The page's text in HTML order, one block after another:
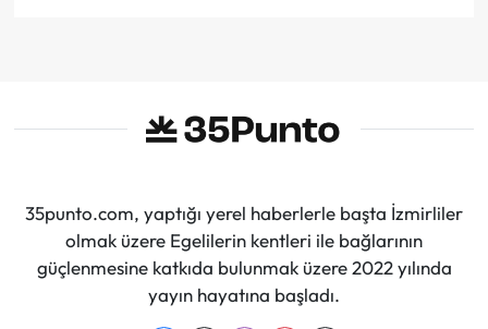
35punto.com, yaptığı yerel haberlerle başta İzmirliler
olmak üzere Egelilerin kentleri ile bağlarının
güçlenmesine katkıda bulunmak üzere 2022 yılında
yayın hayatına başladı.